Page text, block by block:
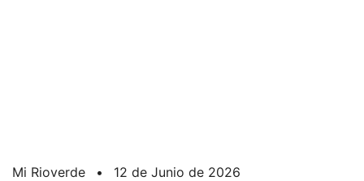
Mi Rioverde • 12 de Junio de 2026